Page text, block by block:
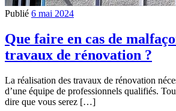
Publié 6 mai 2024
Que faire en cas de
travaux de rénovation ?
La réalisation des travaux de rénovation
d’une équipe de professionnels qualifiés.
dire que vous serez […]